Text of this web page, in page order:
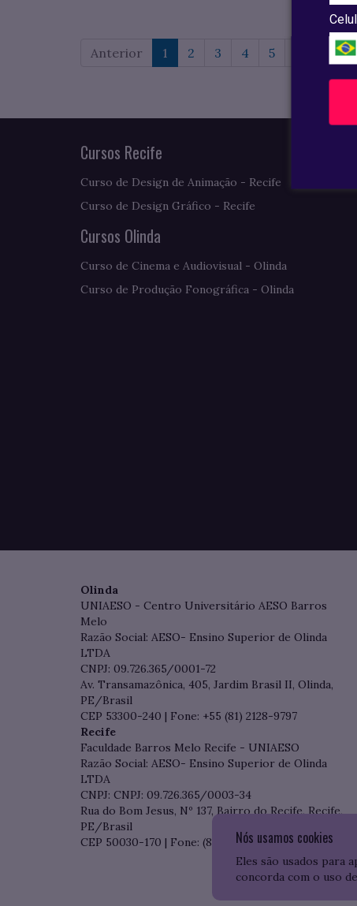
Anterior 1 2 3 4 5 8
Nós usamos cookies
Eles são usados para
concorda com o uso
Cursos Recife
Curso de Design de Animação - Recife
Curso de Design Gráfico - Recife
Cursos Olinda
Curso de Cinema e Audiovisual - Olinda
Curso de Produção Fonográfica - Olinda
Olinda
UNIAESO - Centro Universitário AESO Barros
Melo
Razão Social: AESO- Ensino Superior de Olinda
LTDA
CNPJ: 09.726.365/0001-72
Av. Transamazônica, 405, Jardim Brasil II, Olinda,
PE/Brasil
CEP 53300-240 | Fone: +55 (81) 2128-9797
Recife
Faculdade Barros Melo Recife - UNIAESO
Razão Social: AESO- Ensino Superior de Olinda
LTDA
CNPJ: CNPJ: 09.726.365/0003-34
Rua do Bom Jesus, Nº 137, Bairro do Recife, Recife,
PE/Brasil
CEP 50030-170 | Fone: (81) 3204-7536